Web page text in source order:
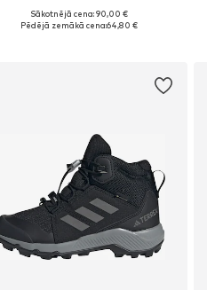
Pieejamie izmēri: 28, 32, 33, 34
Sākotnējā cena: 90,00 €
Pēdējā zemākā cena:64,80 €